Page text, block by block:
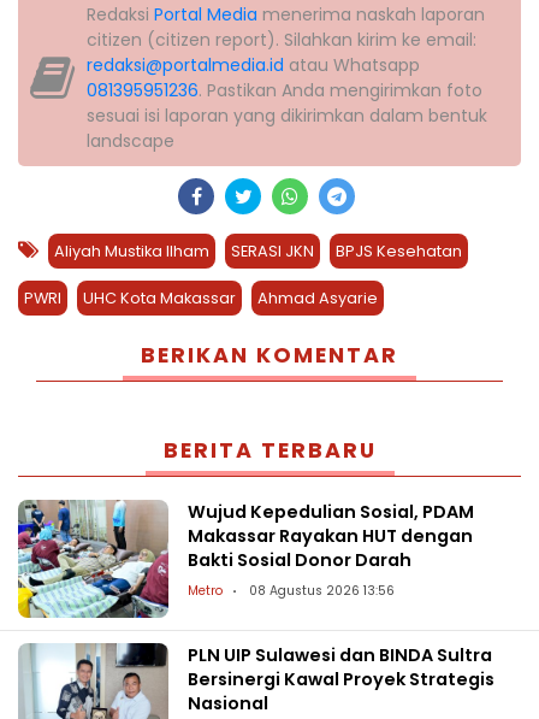
Redaksi Portal Media menerima naskah laporan
citizen (citizen report). Silahkan kirim ke email:
redaksi@portalmedia.id atau Whatsapp
081395951236. Pastikan Anda mengirimkan foto
sesuai isi laporan yang dikirimkan dalam bentuk
landscape
Aliyah Mustika Ilham SERASI JKN BPJS Kesehatan
PWRI UHC Kota Makassar Ahmad Asyarie
BERIKAN KOMENTAR
BERITA TERBARU
Wujud Kepedulian Sosial, PDAM
Makassar Rayakan HUT dengan
Bakti Sosial Donor Darah
Metro 08 Agustus 2026 13:56
PLN UIP Sulawesi dan BINDA Sultra
Bersinergi Kawal Proyek Strategis
Nasional